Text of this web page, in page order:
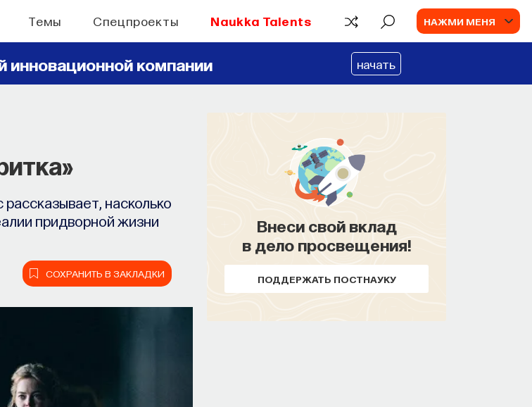
Темы Спецпроекты Naukka Talents НАЖМИ МЕНЯ
компании начать
насколько
придворной жизни
СОХРАНИТЬ В ЗАКЛАДКИ
Внеси свой вклад
в дело просвещения!
ПОДДЕРЖАТЬ ПОСТНАУКУ